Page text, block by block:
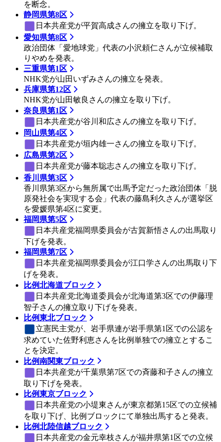
を断念。
静岡県第8区
日本共産党が平賀高成さんの擁立を取り下げ。
愛知県第8区
政治団体「愛地球党」代表の小沢頼仁さんが立候補取
りやめを発表。
三重県第1区
NHK党が山田いずみさんの擁立を発表。
兵庫県第12区
NHK党が山田敏良さんの擁立を取り下げ。
奈良県第1区
日本共産党が谷川和広さんの擁立を取り下げ。
岡山県第4区
日本共産党が垣内雄一さんの擁立を取り下げ。
広島県第2区
日本共産党が藤本聡志さんの擁立を取り下げ。
香川県第3区
香川県第3区から無所属で出馬予定だった政治団体「脱
原発社会を実現する会」代表の藤島利久さんが選挙区
を愛媛県第4区に変更。
福岡県第5区
日本共産党福岡県委員会が古賀新悟さんの出馬取り
下げを発表。
福岡県第7区
日本共産党福岡県委員会が江口学さんの出馬取り下
げを発表。
比例北海道ブロック
日本共産党北海道委員会が北海道第3区での伊藤理
智子さんの擁立取り下げを発表。
比例東北ブロック
立憲民主党が、岩手県連が岩手県第1区での公認を
求めていた佐野利恵さんを比例単独での擁立とするこ
とを決定。
比例南関東ブロック
日本共産党が千葉県第7区での斉藤和子さんの擁立
取り下げを発表。
比例東京ブロック
日本共産党の小堤東さんが東京都第15区での立候補
を取り下げ、比例ブロックにて単独出馬すると発表。
比例北陸信越ブロック
日本共産党の金元幸枝さんが福井県第1区での立候